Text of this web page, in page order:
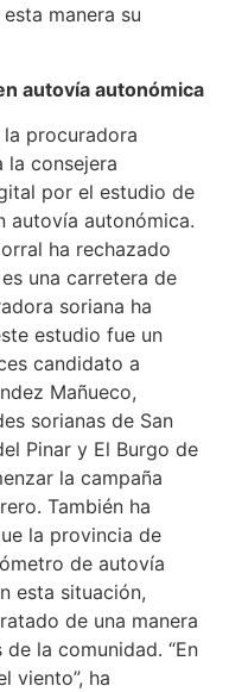
manera su
autovía autonómica
procuradora
la consejera
por el estudio de
autovía autonómica.
ha rechazado
una carretera de
soriana ha
estudio fue un
candidato a
Mañueco,
sorianas de San
Pinar y El Burgo de
la campaña
También ha
la provincia de
de autovía
esta situación,
de una manera
la comunidad. “En
viento”, ha